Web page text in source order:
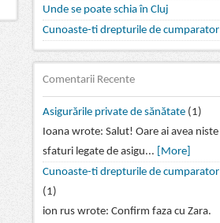
Unde se poate schia în Cluj
Cunoaste-ti drepturile de cumparator
Comentarii Recente
Asigurările private de sănătate (1)
Ioana wrote: Salut! Oare ai avea niste
sfaturi legate de asigu...
[More]
Cunoaste-ti drepturile de cumparator
(1)
ion rus wrote: Confirm faza cu Zara.